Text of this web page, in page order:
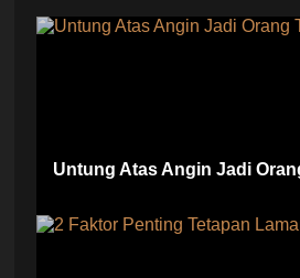
Untung Atas Angin Jadi